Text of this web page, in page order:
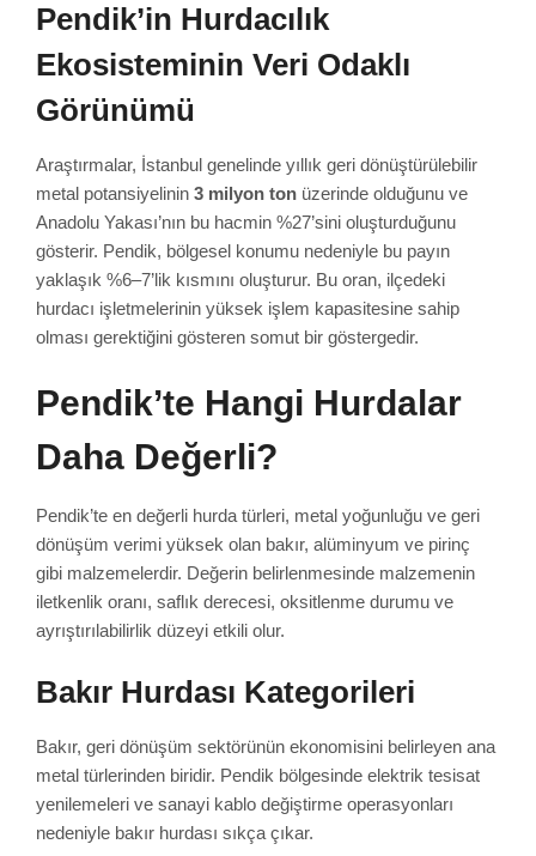
Pendik’in Hurdacılık
Ekosisteminin Veri Odaklı
Görünümü
Araştırmalar, İstanbul genelinde yıllık geri dönüştürülebilir
metal potansiyelinin 3 milyon ton üzerinde olduğunu ve
Anadolu Yakası’nın bu hacmin %27’sini oluşturduğunu
gösterir. Pendik, bölgesel konumu nedeniyle bu payın
yaklaşık %6–7’lik kısmını oluşturur. Bu oran, ilçedeki
hurdacı işletmelerinin yüksek işlem kapasitesine sahip
olması gerektiğini gösteren somut bir göstergedir.
Pendik’te Hangi Hurdalar
Daha Değerli?
Pendik’te en değerli hurda türleri, metal yoğunluğu ve geri
dönüşüm verimi yüksek olan bakır, alüminyum ve pirinç
gibi malzemelerdir. Değerin belirlenmesinde malzemenin
iletkenlik oranı, saflık derecesi, oksitlenme durumu ve
ayrıştırılabilirlik düzeyi etkili olur.
Bakır Hurdası Kategorileri
Bakır, geri dönüşüm sektörünün ekonomisini belirleyen ana
metal türlerinden biridir. Pendik bölgesinde elektrik tesisat
yenilemeleri ve sanayi kablo değiştirme operasyonları
nedeniyle bakır hurdası sıkça çıkar.